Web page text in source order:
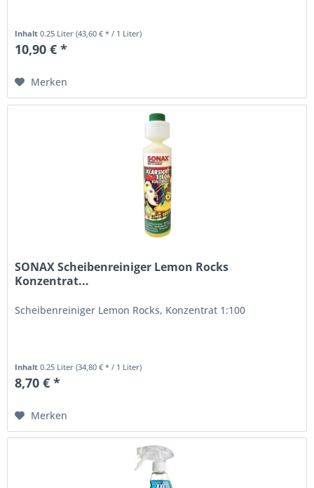
Inhalt0.25 Liter(43,60 € * / 1 Liter)
10,90 € *
Merken
SONAX Scheibenreiniger Lemon Rocks
Konzentrat...
Scheibenreiniger Lemon Rocks, Konzentrat 1:100
Inhalt0.25 Liter(34,80 € * / 1 Liter)
8,70 € *
Merken